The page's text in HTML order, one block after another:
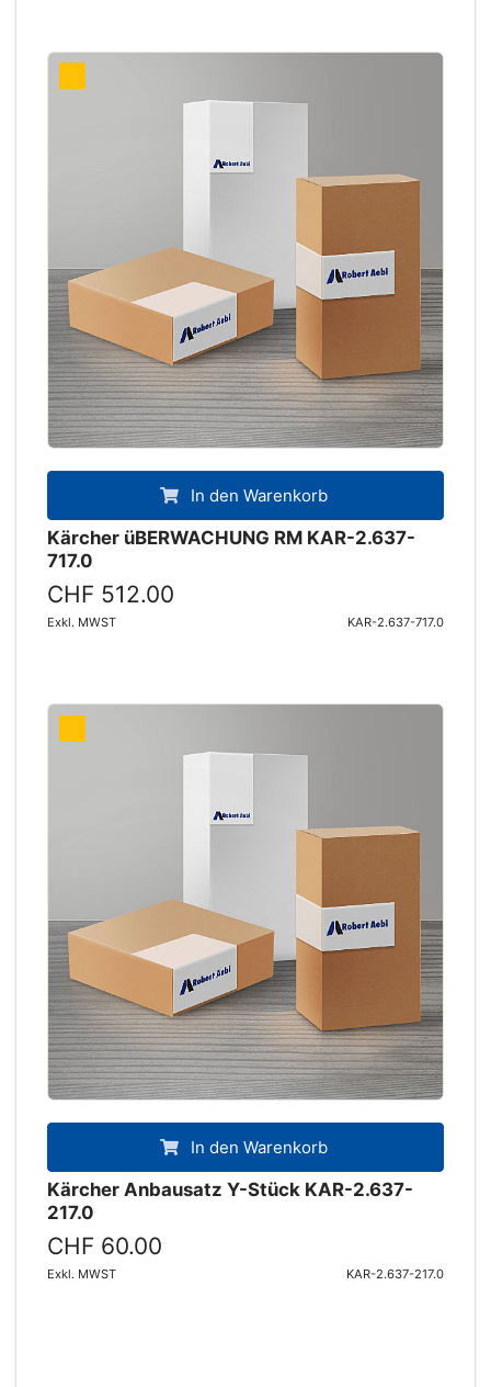
In den Warenkorb
Kärcher üBERWACHUNG RM KAR-2.637-
717.0
CHF 512.00
Exkl. MWST KAR-2.637-717.0
In den Warenkorb
Kärcher Anbausatz Y-Stück KAR-2.637-
217.0
CHF 60.00
Exkl. MWST KAR-2.637-217.0